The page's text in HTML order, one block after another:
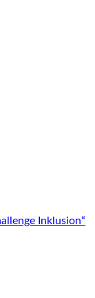
Inklusion“